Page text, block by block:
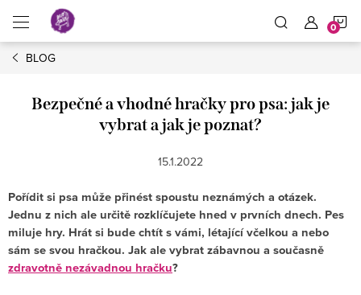
obsah
BLOG
Bezpečné a vhodné hračky pro psa: jak je
vybrat a jak je poznat?
15.1.2022
Pořídit si psa může přinést spoustu neznámých a otázek.
Jednu z nich ale určitě rozklíčujete hned v prvních dnech. Pes
miluje hry. Hrát si bude chtít s vámi, létající včelkou a nebo
sám se svou hračkou. Jak ale vybrat zábavnou a současně
zdravotně nezávadnou hračku?